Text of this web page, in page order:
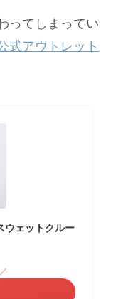
ってしまってい
式アウトレット
ェットクルー